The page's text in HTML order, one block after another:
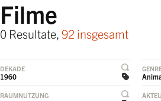
Filme
0 Resultate, 92 insgesamt
DEKADE
1960
RAUMNUTZUNG